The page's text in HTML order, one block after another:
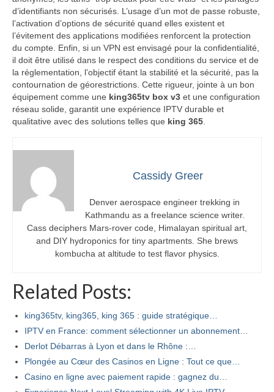
d’identifiants non sécurisés. L’usage d’un mot de passe robuste,
l’activation d’options de sécurité quand elles existent et
l’évitement des applications modifiées renforcent la protection
du compte. Enfin, si un VPN est envisagé pour la confidentialité,
il doit être utilisé dans le respect des conditions du service et de
la réglementation, l’objectif étant la stabilité et la sécurité, pas la
contournation de géorestrictions. Cette rigueur, jointe à un bon
équipement comme une king365tv box v3 et une configuration
réseau solide, garantit une expérience IPTV durable et
qualitative avec des solutions telles que king 365.
Cassidy Greer
Denver aerospace engineer trekking in
Kathmandu as a freelance science writer.
Cass deciphers Mars-rover code, Himalayan spiritual art,
and DIY hydroponics for tiny apartments. She brews
kombucha at altitude to test flavor physics.
Related Posts:
king365tv, king365, king 365 : guide stratégique…
IPTV en France: comment sélectionner un abonnement…
Derlot Débarras à Lyon et dans le Rhône :…
Plongée au Cœur des Casinos en Ligne : Tout ce que…
Casino en ligne avec paiement rapide : gagnez du…